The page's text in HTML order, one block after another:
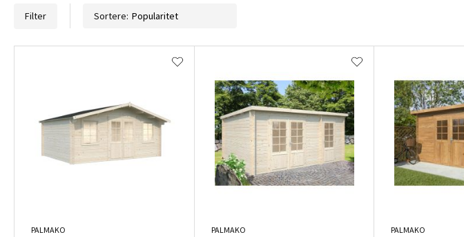
Filter Sortere:
PALMAKO PALMAKO PALMAKO